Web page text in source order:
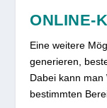
ONLINE-
Eine weitere
generieren,
Dabei kann
bestimmten